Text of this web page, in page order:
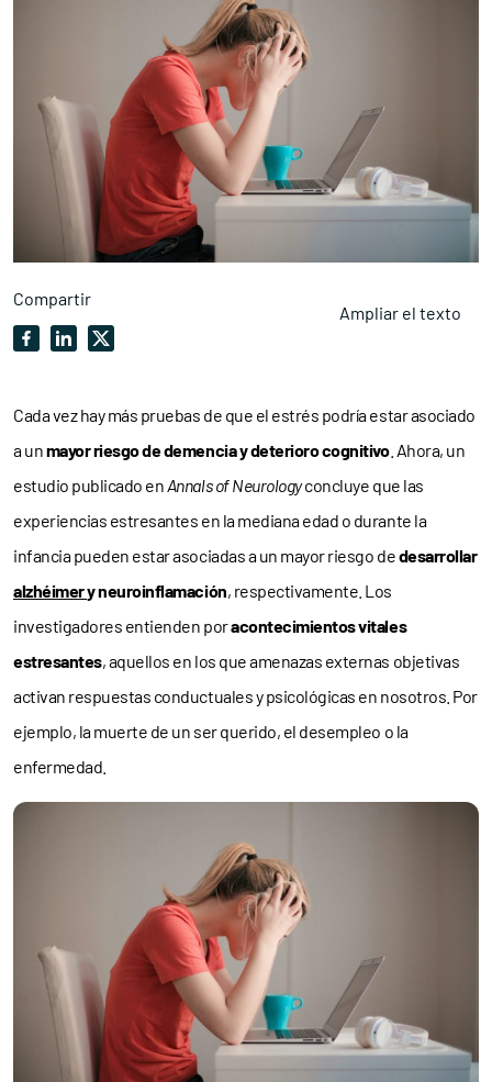
Compartir
Ampliar el texto
Cada vez hay más pruebas de que el estrés podría estar asociado
a unmayor riesgo de demencia y deterioro cognitivo. Ahora, un
estudio publicado en Annals of Neurologyconcluye que las
experiencias estresantes en la mediana edad o durante la
infancia pueden estar asociadas a un mayor riesgo dedesarrollar
alzhéimery neuroinflamación, respectivamente. Los
investigadores entienden poracontecimientos vitales
estresantes, aquellos en los que amenazas externas objetivas
activan respuestas conductuales y psicológicas en nosotros. Por
ejemplo, la muerte de un ser querido, el desempleo o la
enfermedad.